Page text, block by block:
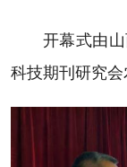
开幕式由
科技期刊研究会